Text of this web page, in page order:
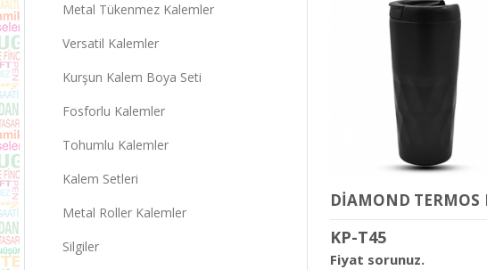
Metal Tükenmez Kalemler
Versatil Kalemler
Kurşun Kalem Boya Seti
Fosforlu Kalemler
Tohumlu Kalemler
Kalem Setleri
Metal Roller Kalemler
Silgiler
KP-T45
Fiyat sorunuz.